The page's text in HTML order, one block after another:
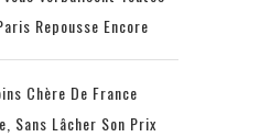
Repousse Encore
Chère De France
Sans Lâcher Son Prix